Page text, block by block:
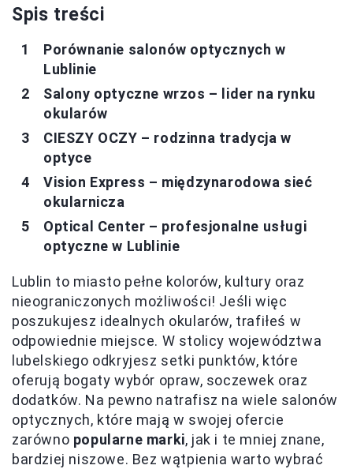
Spis treści
Porównanie salonów optycznych w
Lublinie
Salony optyczne wrzos – lider na rynku
okularów
CIESZY OCZY – rodzinna tradycja w
optyce
Vision Express – międzynarodowa sieć
okularnicza
Optical Center – profesjonalne usługi
optyczne w Lublinie
Lublin to miasto pełne kolorów, kultury oraz
nieograniczonych możliwości! Jeśli więc
poszukujesz idealnych okularów, trafiłeś w
odpowiednie miejsce. W stolicy województwa
lubelskiego odkryjesz setki punktów, które
oferują bogaty wybór opraw, soczewek oraz
dodatków. Na pewno natrafisz na wiele salonów
optycznych, które mają w swojej ofercie
zarówno popularne marki, jak i te mniej znane,
bardziej niszowe. Bez wątpienia warto wybrać